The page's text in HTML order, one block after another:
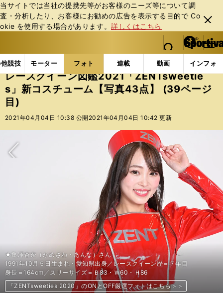
当サイトでは当社の提携先等がお客様のニーズ等について調
査・分析したり、お客様にお勧めの広告を表⽰する⽬的で Co
okie を使⽤する場合があります。詳しくはこちら
閉じ
る
web Sportiva (webスポルティーバ)
検索
マイペ
ー
ジ
メニュ
競技 モーター フォト 連載 動画 インフォ
b
ス
ポ
ル
テ
ー
バ
フォトギャラリー スポーツビーナスギャラリー レ
レースクイーン図鑑2021「ZENTsweetie
s」新コスチューム【写真43点】 (39ページ
目)
2021年04月04日 10:38 公開 2021年04月04日 10:42 更新
左から松田蘭さん、小湊美月さん、藤井マリーさん、亀澤杏奈さん、高橋菜
生さん
矢沢隆則●撮影 photo by Yazawa Takanori
「ZENTsweeties 2020」のONとOFF厳選フォトはこちら＞＞
左から松田蘭さん、小湊美月さん、藤井マリーさん、亀澤杏奈さん、高橋菜
生さん
矢沢隆則●撮影 photo by Yazawa Takanori
「ZENTsweeties 2020」のONとOFF厳選フォトはこちら＞＞
左から松田蘭さん、小湊美月さん、藤井マリーさん、亀澤杏奈さん、高橋菜
生さん
矢沢隆則●撮影 photo by Yazawa Takanori
「ZENTsweeties 2020」のONとOFF厳選フォトはこちら＞＞
★藤井マリー（ふじい・まりー）さん
1994年６月10日生まれ・神奈川県出身／レースクイーン歴＝４年目
身長＝164cm／スリーサイズ＝Ｂ85・Ｗ55・Ｈ100
「ZENTsweeties 2020」のONとOFF厳選フォトはこちら＞＞
★藤井マリー（ふじい・まりー）さん
1994年６月10日生まれ・神奈川県出身／レースクイーン歴＝４年目
身長＝164cm／スリーサイズ＝Ｂ85・Ｗ55・Ｈ100
「ZENTsweeties 2020」のONとOFF厳選フォトはこちら＞＞
★藤井マリー（ふじい・まりー）さん
1994年６月10日生まれ・神奈川県出身／レースクイーン歴＝４年目
身長＝164cm／スリーサイズ＝Ｂ85・Ｗ55・Ｈ100
「ZENTsweeties 2020」のONとOFF厳選フォトはこちら＞＞
★藤井マリー（ふじい・まりー）さん
1994年６月10日生まれ・神奈川県出身／レースクイーン歴＝４年目
身長＝164cm／スリーサイズ＝Ｂ85・Ｗ55・Ｈ100
「ZENTsweeties 2020」のONとOFF厳選フォトはこちら＞＞
★藤井マリー（ふじい・まりー）さん
1994年６月10日生まれ・神奈川県出身／レースクイーン歴＝４年目
身長＝164cm／スリーサイズ＝Ｂ85・Ｗ55・Ｈ100
「ZENTsweeties 2020」のONとOFF厳選フォトはこちら＞＞
★藤井マリー（ふじい・まりー）さん
1994年６月10日生まれ・神奈川県出身／レースクイーン歴＝４年目
身長＝164cm／スリーサイズ＝Ｂ85・Ｗ55・Ｈ100
「ZENTsweeties 2020」のONとOFF厳選フォトはこちら＞＞
★藤井マリー（ふじい・まりー）さん
1994年６月10日生まれ・神奈川県出身／レースクイーン歴＝４年目
身長＝164cm／スリーサイズ＝Ｂ85・Ｗ55・Ｈ100
「ZENTsweeties 2020」のONとOFF厳選フォトはこちら＞＞
★藤井マリー（ふじい・まりー）さん
1994年６月10日生まれ・神奈川県出身／レースクイーン歴＝４年目
身長＝164cm／スリーサイズ＝Ｂ85・Ｗ55・Ｈ100
「ZENTsweeties 2020」のONとOFF厳選フォトはこちら＞＞
★松田蘭（まつだ・らん）さん
1997年９月４日生まれ・愛知県出身／レースクイーン歴＝３年目
身長＝164cm／スリーサイズ＝Ｂ78・Ｗ60・Ｈ84
「ZENTsweeties 2020」のONとOFF厳選フォトはこちら＞＞
★松田蘭（まつだ・らん）さん
1997年９月４日生まれ・愛知県出身／レースクイーン歴＝３年目
身長＝164cm／スリーサイズ＝Ｂ78・Ｗ60・Ｈ84
「ZENTsweeties 2020」のONとOFF厳選フォトはこちら＞＞
★松田蘭（まつだ・らん）さん
1997年９月４日生まれ・愛知県出身／レースクイーン歴＝３年目
身長＝164cm／スリーサイズ＝Ｂ78・Ｗ60・Ｈ84
「ZENTsweeties 2020」のONとOFF厳選フォトはこちら＞＞
★松田蘭（まつだ・らん）さん
1997年９月４日生まれ・愛知県出身／レースクイーン歴＝３年目
身長＝164cm／スリーサイズ＝Ｂ78・Ｗ60・Ｈ84
「ZENTsweeties 2020」のONとOFF厳選フォトはこちら＞＞
★松田蘭（まつだ・らん）さん
1997年９月４日生まれ・愛知県出身／レースクイーン歴＝３年目
身長＝164cm／スリーサイズ＝Ｂ78・Ｗ60・Ｈ84
「ZENTsweeties 2020」のONとOFF厳選フォトはこちら＞＞
★松田蘭（まつだ・らん）さん
1997年９月４日生まれ・愛知県出身／レースクイーン歴＝３年目
身長＝164cm／スリーサイズ＝Ｂ78・Ｗ60・Ｈ84
「ZENTsweeties 2020」のONとOFF厳選フォトはこちら＞＞
★松田蘭（まつだ・らん）さん
1997年９月４日生まれ・愛知県出身／レースクイーン歴＝３年目
身長＝164cm／スリーサイズ＝Ｂ78・Ｗ60・Ｈ84
「ZENTsweeties 2020」のONとOFF厳選フォトはこちら＞＞
★松田蘭（まつだ・らん）さん
1997年９月４日生まれ・愛知県出身／レースクイーン歴＝３年目
身長＝164cm／スリーサイズ＝Ｂ78・Ｗ60・Ｈ84
「ZENTsweeties 2020」のONとOFF厳選フォトはこちら＞＞
★高橋菜生（たかはし・なお）さん
1996年11月18日生まれ・東京都出身／レースクイーン歴＝３年目
身長＝166cm／スリーサイズ＝Ｂ83・Ｗ63・Ｈ85
「ZENTsweeties 2020」のONとOFF厳選フォトはこちら＞＞
★高橋菜生（たかはし・なお）さん
1996年11月18日生まれ・東京都出身／レースクイーン歴＝３年目
身長＝166cm／スリーサイズ＝Ｂ83・Ｗ63・Ｈ85
「ZENTsweeties 2020」のONとOFF厳選フォトはこちら＞＞
★高橋菜生（たかはし・なお）さん
1996年11月18日生まれ・東京都出身／レースクイーン歴＝３年目
身長＝166cm／スリーサイズ＝Ｂ83・Ｗ63・Ｈ85
「ZENTsweeties 2020」のONとOFF厳選フォトはこちら＞＞
★高橋菜生（たかはし・なお）さん
1996年11月18日生まれ・東京都出身／レースクイーン歴＝３年目
身長＝166cm／スリーサイズ＝Ｂ83・Ｗ63・Ｈ85
「ZENTsweeties 2020」のONとOFF厳選フォトはこちら＞＞
★高橋菜生（たかはし・なお）さん
1996年11月18日生まれ・東京都出身／レースクイーン歴＝３年目
身長＝166cm／スリーサイズ＝Ｂ83・Ｗ63・Ｈ85
「ZENTsweeties 2020」のONとOFF厳選フォトはこちら＞＞
★高橋菜生（たかはし・なお）さん
1996年11月18日生まれ・東京都出身／レースクイーン歴＝３年目
身長＝166cm／スリーサイズ＝Ｂ83・Ｗ63・Ｈ85
「ZENTsweeties 2020」のONとOFF厳選フォトはこちら＞＞
★高橋菜生（たかはし・なお）さん
1996年11月18日生まれ・東京都出身／レースクイーン歴＝３年目
身長＝166cm／スリーサイズ＝Ｂ83・Ｗ63・Ｈ85
「ZENTsweeties 2020」のONとOFF厳選フォトはこちら＞＞
★高橋菜生（たかはし・なお）さん
1996年11月18日生まれ・東京都出身／レースクイーン歴＝３年目
身長＝166cm／スリーサイズ＝Ｂ83・Ｗ63・Ｈ85
「ZENTsweeties 2020」のONとOFF厳選フォトはこちら＞＞
★小湊美月（こみなと・みづき）さん
1999年７月13日生まれ・東京都出身／レースクイーン歴＝２年目
身長＝164cm／スリーサイズ＝Ｂ85・Ｗ60・Ｈ88
「ZENTsweeties 2020」のONとOFF厳選フォトはこちら＞＞
★小湊美月（こみなと・みづき）さん
1999年７月13日生まれ・東京都出身／レースクイーン歴＝２年目
身長＝164cm／スリーサイズ＝Ｂ85・Ｗ60・Ｈ88
「ZENTsweeties 2020」のONとOFF厳選フォトはこちら＞＞
★小湊美月（こみなと・みづき）さん
1999年７月13日生まれ・東京都出身／レースクイーン歴＝２年目
身長＝164cm／スリーサイズ＝Ｂ85・Ｗ60・Ｈ88
「ZENTsweeties 2020」のONとOFF厳選フォトはこちら＞＞
★小湊美月（こみなと・みづき）さん
1999年７月13日生まれ・東京都出身／レースクイーン歴＝２年目
身長＝164cm／スリーサイズ＝Ｂ85・Ｗ60・Ｈ88
「ZENTsweeties 2020」のONとOFF厳選フォトはこちら＞＞
★小湊美月（こみなと・みづき）さん
1999年７月13日生まれ・東京都出身／レースクイーン歴＝２年目
身長＝164cm／スリーサイズ＝Ｂ85・Ｗ60・Ｈ88
「ZENTsweeties 2020」のONとOFF厳選フォトはこちら＞＞
★小湊美月（こみなと・みづき）さん
1999年７月13日生まれ・東京都出身／レースクイーン歴＝２年目
身長＝164cm／スリーサイズ＝Ｂ85・Ｗ60・Ｈ88
「ZENTsweeties 2020」のONとOFF厳選フォトはこちら＞＞
★小湊美月（こみなと・みづき）さん
1999年７月13日生まれ・東京都出身／レースクイーン歴＝２年目
身長＝164cm／スリーサイズ＝Ｂ85・Ｗ60・Ｈ88
「ZENTsweeties 2020」のONとOFF厳選フォトはこちら＞＞
★小湊美月（こみなと・みづき）さん
1999年７月13日生まれ・東京都出身／レースクイーン歴＝２年目
身長＝164cm／スリーサイズ＝Ｂ85・Ｗ60・Ｈ88
「ZENTsweeties 2020」のONとOFF厳選フォトはこちら＞＞
★亀澤杏奈（かめざわ・あんな）さん
1991年10月５日生まれ・愛知県出身／レースクイーン歴＝７年目
身長＝164cm／スリーサイズ＝Ｂ83・Ｗ60・Ｈ86
「ZENTsweeties 2020」のONとOFF厳選フォトはこちら＞＞
★亀澤杏奈（かめざわ・あんな）さん
1991年10月５日生まれ・愛知県出身／レースクイーン歴＝７年目
身長＝164cm／スリーサイズ＝Ｂ83・Ｗ60・Ｈ86
「ZENTsweeties 2020」のONとOFF厳選フォトはこちら＞＞
★亀澤杏奈（かめざわ・あんな）さん
1991年10月５日生まれ・愛知県出身／レースクイーン歴＝７年目
身長＝164cm／スリーサイズ＝Ｂ83・Ｗ60・Ｈ86
「ZENTsweeties 2020」のONとOFF厳選フォトはこちら＞＞
★亀澤杏奈（かめざわ・あんな）さん
1991年10月５日生まれ・愛知県出身／レースクイーン歴＝７年目
身長＝164cm／スリーサイズ＝Ｂ83・Ｗ60・Ｈ86
「ZENTsweeties 2020」のONとOFF厳選フォトはこちら＞＞
★亀澤杏奈（かめざわ・あんな）さん
1991年10月５日生まれ・愛知県出身／レースクイーン歴＝７年目
身長＝164cm／スリーサイズ＝Ｂ83・Ｗ60・Ｈ86
「ZENTsweeties 2020」のONとOFF厳選フォトはこちら＞＞
★亀澤杏奈（かめざわ・あんな）さん
1991年10月５日生まれ・愛知県出身／レースクイーン歴＝７年目
身長＝164cm／スリーサイズ＝Ｂ83・Ｗ60・Ｈ86
「ZENTsweeties 2020」のONとOFF厳選フォトはこちら＞＞
★亀澤杏奈（かめざわ・あんな）さん
1991年10月５日生まれ・愛知県出身／レースクイーン歴＝７年目
身長＝164cm／スリーサイズ＝Ｂ83・Ｗ60・Ｈ86
「ZENTsweeties 2020」のONとOFF厳選フォトはこちら＞＞
★亀澤杏奈（かめざわ・あんな）さん
1991年10月５日生まれ・愛知県出身／レースクイーン歴＝７年目
身長＝164cm／スリーサイズ＝Ｂ83・Ｗ60・Ｈ86
「ZENTsweeties 2020」のONとOFF厳選フォトはこちら＞＞
前へ